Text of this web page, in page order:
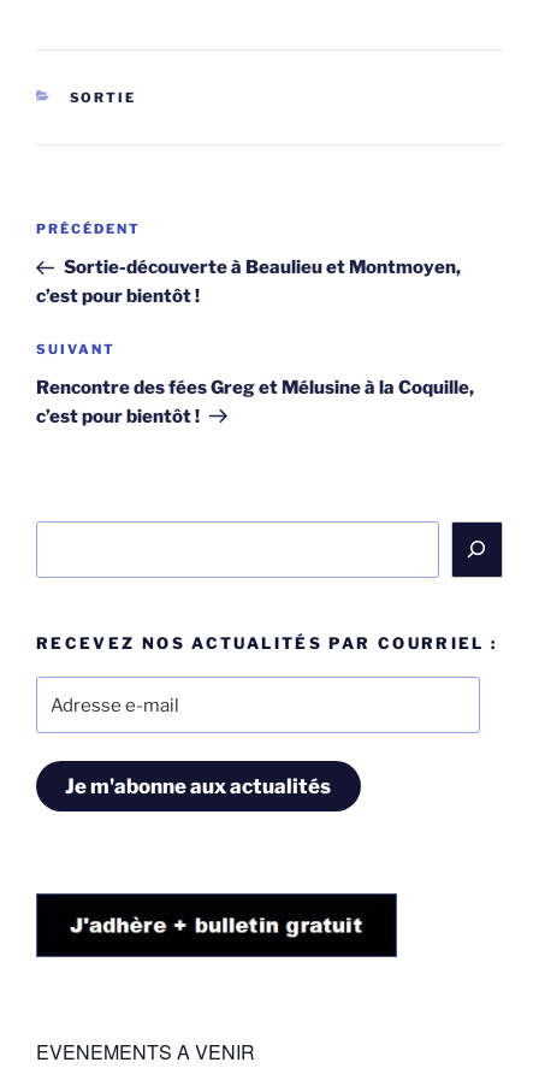
CATÉGORIES
SORTIE
Navigation
l’article
Article
précédent
PRÉCÉDENT
Sortie-découverte à Beaulieu et Montmoyen,
c’est pour bientôt !
Article
suivant
SUIVANT
Rencontre des fées Greg et Mélusine à la Coquille,
c’est pour bientôt !
RECEVEZ NOS ACTUALITÉS PAR COURRIEL :
e-
Je m'abonne aux actualités
EVENEMENTS A VENIR